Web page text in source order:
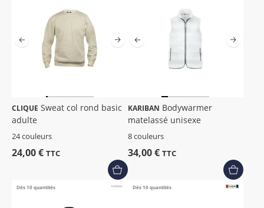
CLIQUE
adulte
24 couleurs
24,00 € TTC
KARIBAN
matelassé unisexe
8 couleurs
34,00 € TTC
Dès 10 quantités Dès 10 quantités